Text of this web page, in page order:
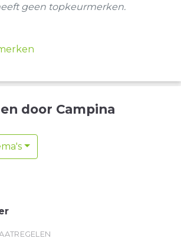
geen topkeurmerken.
door Campina